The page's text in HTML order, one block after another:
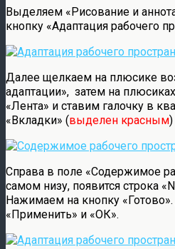
Выделяем «Рисование и
кнопку «Адаптация рабочего
Далее щелкаем на плюсике
адаптации», затем на
«Лента» и ставим галочку в
«Вкладки» (выделен красным)
Справа в поле «Содержимое
самом низу, появится строка
Нажимаем на кнопку
«Применить» и «ОК».